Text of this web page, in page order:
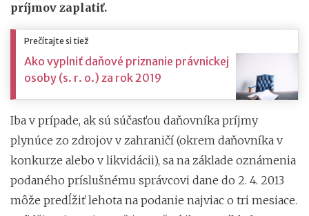
príjmov zaplatiť.
Prečítajte si tiež
Ako vyplniť daňové priznanie právnickej
osoby (s. r. o.) za rok 2019
Iba v prípade, ak sú súčasťou daňovníka príjmy
plynúce zo zdrojov v zahraničí (okrem daňovníka v
konkurze alebo v likvidácii), sa na základe oznámenia
podaného príslušnému správcovi dane do 2. 4. 2013
môže predĺžiť lehota na podanie najviac o tri mesiace.